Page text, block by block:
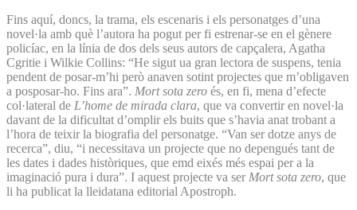
Fins aquí, doncs, la trama, els escenaris i els personatges d’una
novel·la amb què l’autora ha pogut per fi estrenar-se en el gènere
policíac, en la línia de dos dels seus autors de capçalera, Agatha
Cgritie i Wilkie Collins: “He sigut ua gran lectora de suspens, tenia
pendent de posar-m’hi però anaven sotint projectes que m’obligaven
a posposar-ho. Fins ara”. Mort sota zero és, en fi, mena d’efecte
col·lateral de L’home de mirada clara, que va convertir en novel·la
davant de la dificultat d’omplir els buits que s’havia anat trobant a
l’hora de teixir la biografia del personatge. “Van ser dotze anys de
recerca”, diu, “i necessitava un projecte que no depengués tant de
les dates i dades històriques, que emd eixés més espai per a la
imaginació pura i dura”. I aquest projecte va ser Mort sota zero, que
li ha publicat la lleidatana editorial Apostroph.